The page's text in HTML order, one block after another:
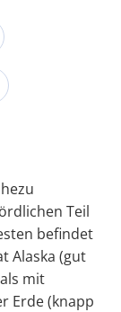
Teil
befindet
Alaska (gut
mit
Erde (knapp